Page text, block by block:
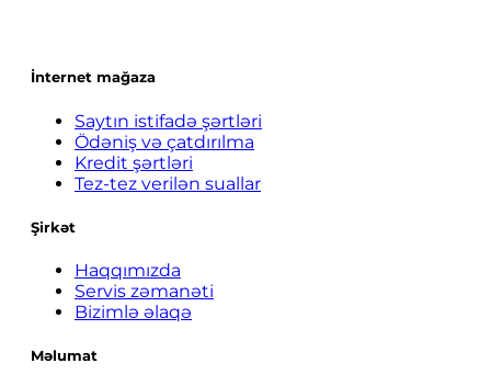
İnternet mağaza
Saytın istifadə şərtləri
Ödəniş və çatdırılma
Kredit şərtləri
Tez-tez verilən suallar
Şirkət
Haqqımızda
Servis zəmanəti
Bizimlə əlaqə
Məlumat